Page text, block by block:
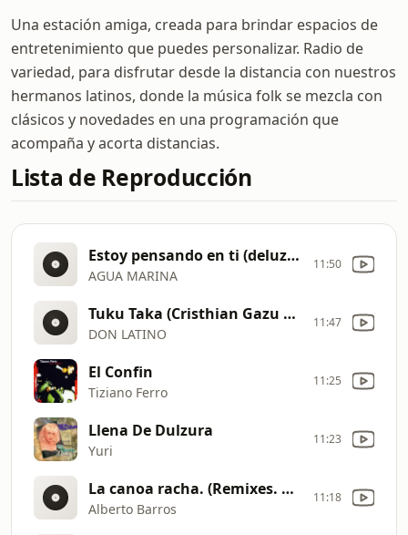
Una estación amiga, creada para brindar espacios de
entretenimiento que puedes personalizar. Radio de
variedad, para disfrutar desde la distancia con nuestros
hermanos latinos, donde la música folk se mezcla con
clásicos y novedades en una programación que
acompaña y acorta distancias.
Lista de Reproducción
Estoy pensando en ti (deluzer club remix)
AGUA MARINA
11:50
Tuku Taka (Cristhian Gazu Remix)
DON LATINO
11:47
El Confin
Tiziano Ferro
11:25
Llena De Dulzura
Yuri
11:23
La canoa racha. (Remixes. Cumbia)
Alberto Barros
11:18